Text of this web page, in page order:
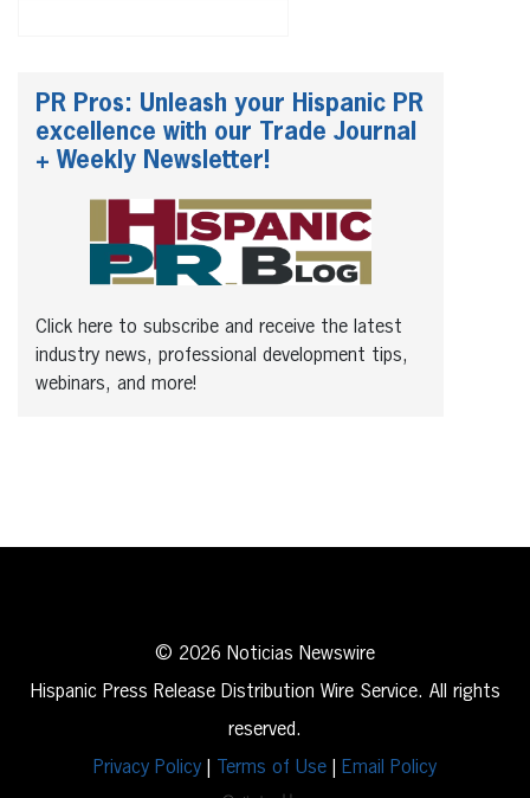
PR Pros: Unleash your Hispanic PR
excellence with our Trade Journal
+ Weekly Newsletter!
Click here to subscribe and receive the latest
industry news, professional development tips,
webinars, and more!
© 2026 Noticias Newswire
Hispanic Press Release Distribution Wire Service. All rights
reserved.
Privacy Policy
Terms of Use Email Policy